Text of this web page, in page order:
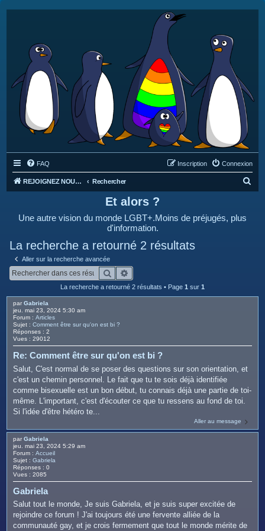
FAQ Connexion
Inscription
REJOIGNEZ NOUS SUR DISCORD : https://discord.gg/4C2Bvub Rechercher
Et alors ?
Une autre vision du monde LGBT+.Moins de préjugés, plus
d'information.
La recherche a retourné 2 résultats
Aller sur la recherche avancée
Rechercher
La recherche a retourné 2 résultats • Page 1 sur 1
par Gabriela
jeu. mai 23, 2024 5:30 am
Forum : Articles
Sujet : Comment être sur qu'on est bi ?
Réponses : 2
Vues : 29012
Re: Comment être sur qu'on est bi ?
Salut, C'est normal de se poser des questions sur son orientation, et
c'est un chemin personnel. Le fait que tu te sois déjà identifiée
comme bisexuelle est un bon début, tu connais déjà une partie de toi-
même. L'important, c'est d'écouter ce que tu ressens au fond de toi.
Si l'idée d'être hétéro te...
Aller au message
par Gabriela
jeu. mai 23, 2024 5:29 am
Forum : Accueil
Sujet : Gabriela
Réponses : 0
Vues : 2085
Gabriela
Salut tout le monde, Je suis Gabriela, et je suis super excitée de
rejoindre ce forum ! J'ai toujours été une fervente alliée de la
communauté gay, et je crois fermement que tout le monde mérite de